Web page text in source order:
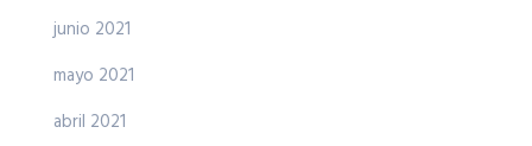
junio 2021
mayo 2021
abril 2021